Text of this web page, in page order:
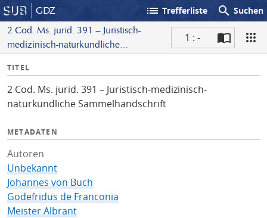
GDZ list Trefferliste search Suchen
2 Cod. Ms. jurid. 391 – Juristisch-
medizinisch-naturkundliche
1 : -
I
f
o
TITEL
2 Cod. Ms. jurid. 391 – Juristisch-medizinisch-
naturkundliche Sammelhandschrift
METADATEN
Autoren
Unbekannt
Johannes von Buch
Godefridus de Franconia
Meister Albrant